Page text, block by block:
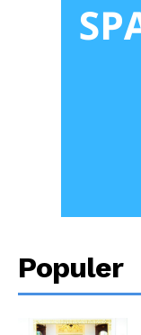
Populer